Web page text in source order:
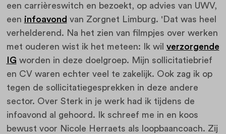
een carrièreswitch en bezoekt, op advies van UWV,
een infoavond van Zorgnet Limburg. 'Dat was heel
verhelderend. Na het zien van filmpjes over werken
met ouderen wist ik het meteen: Ik wil verzorgende
IG worden in deze doelgroep. Mijn sollicitatiebrief
en CV waren echter veel te zakelijk. Ook zag ik op
tegen de sollicitatiegesprekken in deze andere
sector. Over Sterk in je werk had ik tijdens de
infoavond al gehoord. Ik schreef me in en koos
bewust voor Nicole Herraets als loopbaancoach. Zij